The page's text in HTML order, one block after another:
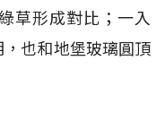
草形成對比；一入
也和地堡玻璃圓頂